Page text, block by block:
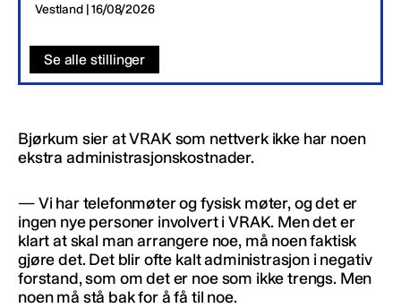
Vestland | 16/08/2026
Se alle stillinger
Bjørkum sier at VRAK som nettverk ikke har noen
ekstra administrasjonskostnader.
— Vi har telefonmøter og fysisk møter, og det er
ingen nye personer involvert i VRAK. Men det er
klart at skal man arrangere noe, må noen faktisk
gjøre det. Det blir ofte kalt administrasjon i negativ
forstand, som om det er noe som ikke trengs. Men
noen må stå bak for å få til noe.